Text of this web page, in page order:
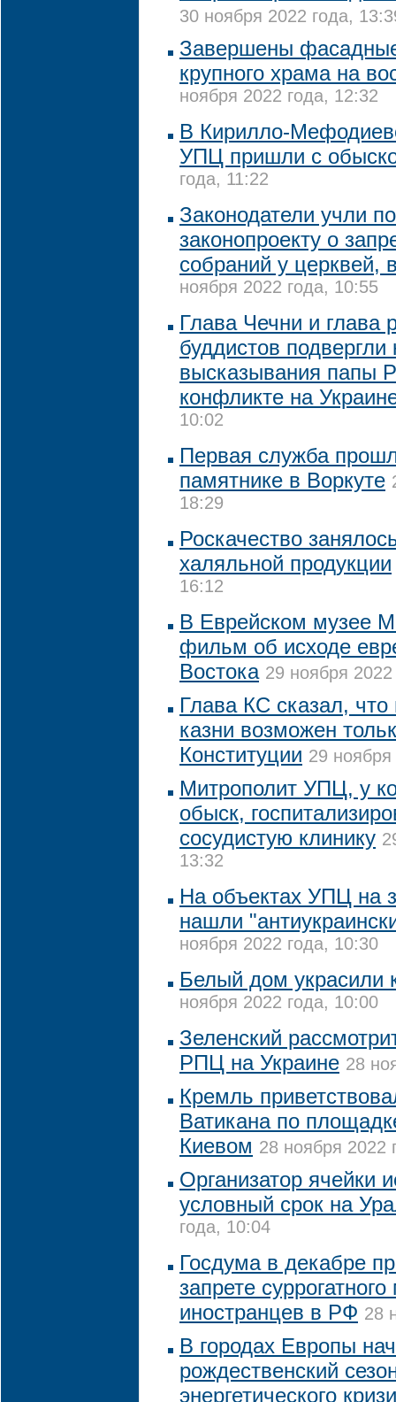
30 ноября 2022 года,
Завершены
крупного храма на
ноября 2022 года, 12:32
В Кирилло-
УПЦ пришли с
года, 11:22
Законодатели учли
законопроекту о
собраний у церквей,
ноября 2022 года, 10:55
Глава Чечни и глава
буддистов подвергли
высказывания папы
конфликте на
10:02
Первая служба
памятнике в Воркуте
18:29
Роскачество
халяльной продукции
16:12
В Еврейском музее
фильм об исходе
Востока 29 ноября
Глава КС сказал, что
казни возможен
Конституции 29
Митрополит УПЦ, у
обыск,
сосудистую клинику
13:32
На объектах УПЦ на
нашли
ноября 2022 года, 10:30
Белый дом украсили
ноября 2022 года, 10:00
Зеленский
РПЦ на Украине 28
Кремль
Ватикана по
Киевом 28 ноября 2022
Организатор ячейки
условный срок на
года, 10:04
Госдума в декабре
запрете
иностранцев в РФ 28
В городах Европы
рождественский
энергетического